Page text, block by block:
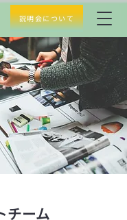
説明会について
チーム